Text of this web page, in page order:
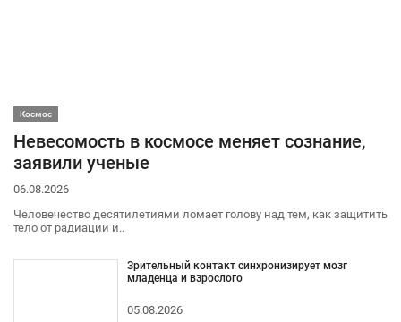
Космос
Невесомость в космосе меняет сознание,
заявили ученые
06.08.2026
Человечество десятилетиями ломает голову над тем, как защитить
тело от радиации и..
Зрительный контакт синхронизирует мозг
младенца и взрослого
05.08.2026